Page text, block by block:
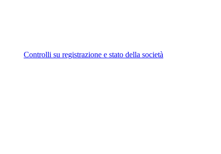
Controlli su registrazione e stato della società